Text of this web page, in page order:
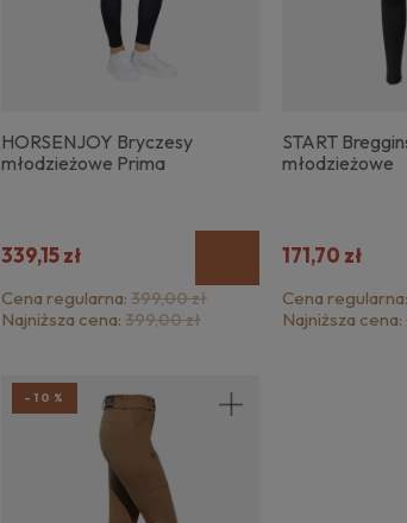
HORSENJOY Bryczesy
młodzieżowe Prima
339,15 zł
Cena regularna:399,00 zł
Najniższa cena:399,00 zł
START
młodzieżowe
171,70 zł
Cena regularna:
Najniższa cena:
-10%